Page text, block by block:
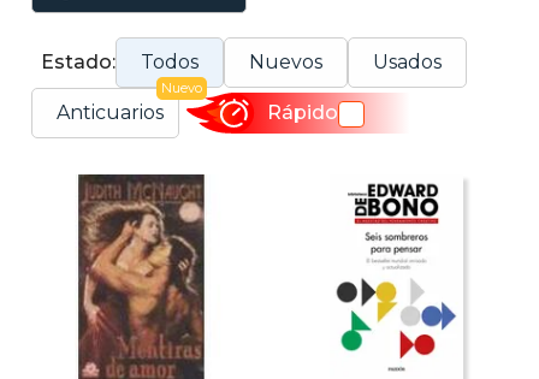
Estado: Todos Nuevos Usados
Anticuarios
Nuevo
Rápido